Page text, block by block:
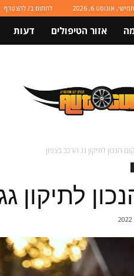
אוגוסט 6, 2026 לחתום ב/ להצטרף
אזור הטיפולים דעות
הנכון לתיקון גג הרכב בצפון
לתיקון